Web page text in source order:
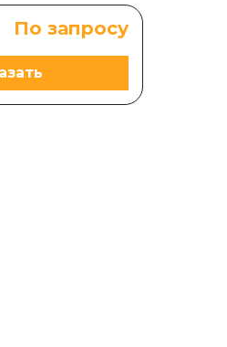
По запросу